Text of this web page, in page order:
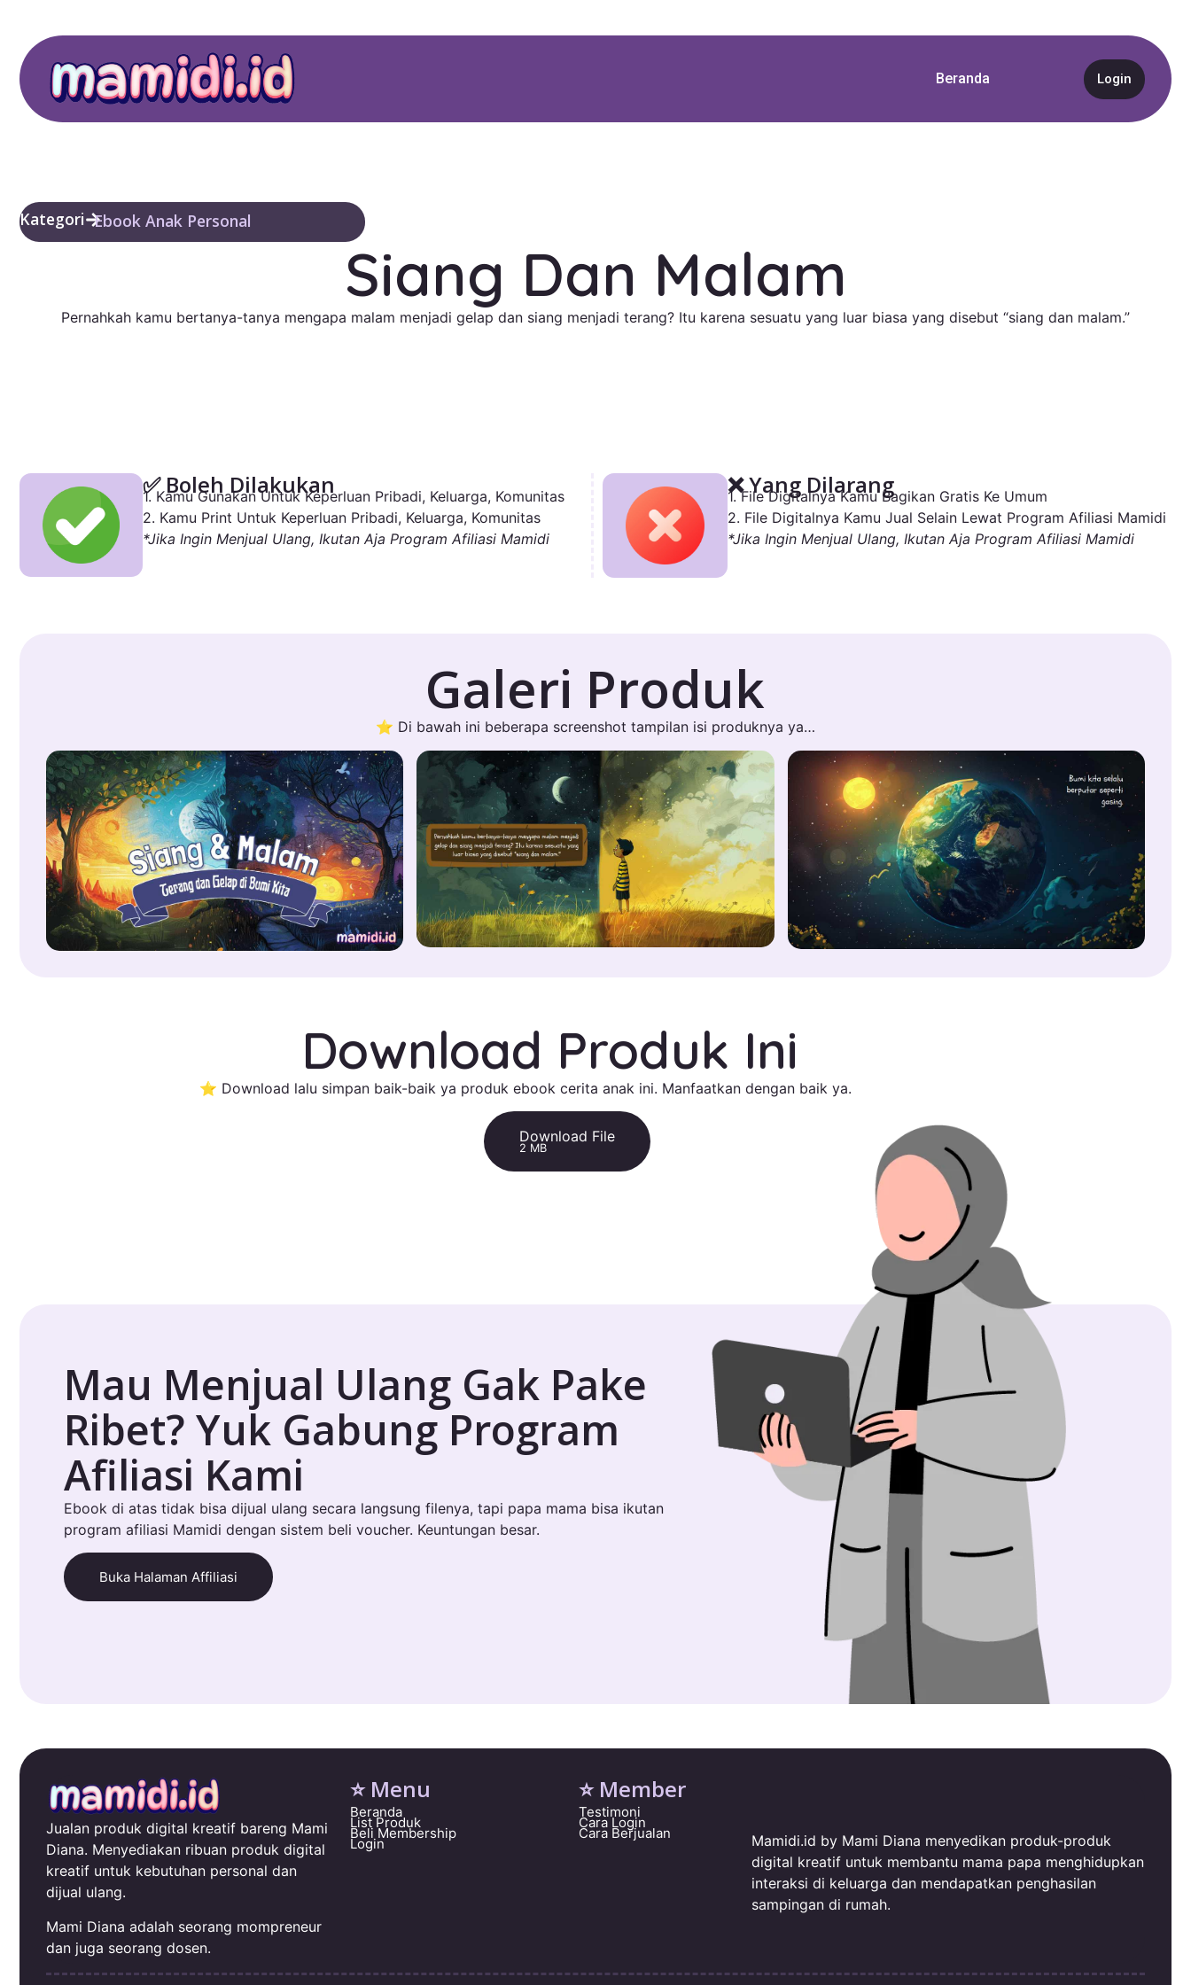
Beranda Login
Kategori Ebook Anak Personal
Siang Dan Malam
Pernahkah kamu bertanya-tanya mengapa malam menjadi gelap dan siang menjadi terang? Itu karena sesuatu yang luar biasa yang disebut “siang dan malam.”
✅ Boleh Dilakukan
1. Kamu Gunakan Untuk Keperluan Pribadi, Keluarga, Komunitas
2. Kamu Print Untuk Keperluan Pribadi, Keluarga, Komunitas
*Jika Ingin Menjual Ulang, Ikutan Aja Program Afiliasi Mamidi
❌ Yang Dilarang
1. File Digitalnya Kamu Bagikan Gratis Ke Umum
2. File Digitalnya Kamu Jual Selain Lewat Program Afiliasi Mamidi
*Jika Ingin Menjual Ulang, Ikutan Aja Program Afiliasi Mamidi
Galeri Produk
⭐ Di bawah ini beberapa screenshot tampilan isi produknya ya…
Download Produk Ini
⭐ Download lalu simpan baik-baik ya produk ebook cerita anak ini. Manfaatkan dengan baik ya.
Download File
2 MB
Mau Menjual Ulang Gak Pake
Ribet? Yuk Gabung Program
Afiliasi Kami
Ebook di atas tidak bisa dijual ulang secara langsung filenya, tapi papa mama bisa ikutan
program afiliasi Mamidi dengan sistem beli voucher. Keuntungan besar.
Buka Halaman Affiliasi
Jualan produk digital kreatif bareng Mami
Diana. Menyediakan ribuan produk digital
kreatif untuk kebutuhan personal dan
dijual ulang.
Mami Diana adalah seorang mompreneur
dan juga seorang dosen.
⭐ Menu
Beranda
List Produk
Beli Membership
Login
⭐ Member
Testimoni
Cara Login
Cara Berjualan
Mamidi.id by Mami Diana menyedikan produk-produk
digital kreatif untuk membantu mama papa menghidupkan
interaksi di keluarga dan mendapatkan penghasilan
sampingan di rumah.